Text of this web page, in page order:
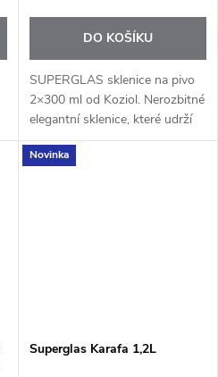
DO KOŠÍKU
SUPERGLAS sklenice na pivo
2×300 ml od Koziol. Nerozbitné
elegantní sklenice, které udrží
nápoj déle chladný. Ideální na
zahradu i grilování.
Novinka
Superglas Karafa 1,2L